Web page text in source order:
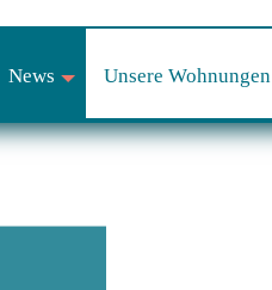
News Unsere Wohnungen